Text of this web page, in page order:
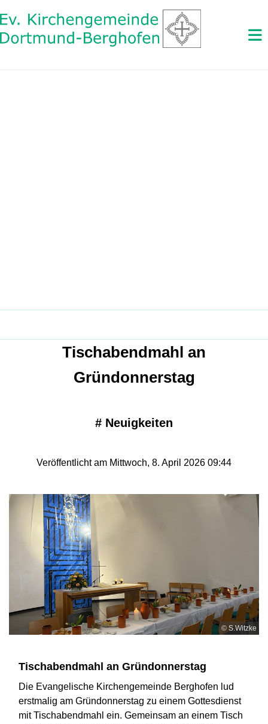
Tischabendmahl an
Gründonnerstag
# Neuigkeiten
Veröffentlicht am Mittwoch, 8. April 2026 09:44
© S.Witzke
Tischabendmahl an Gründonnerstag
Die Evangelische Kirchengemeinde Berghofen lud
erstmalig am Gründonnerstag zu einem Gottesdienst
mit Tischabendmahl ein. Gemeinsam an einem Tisch